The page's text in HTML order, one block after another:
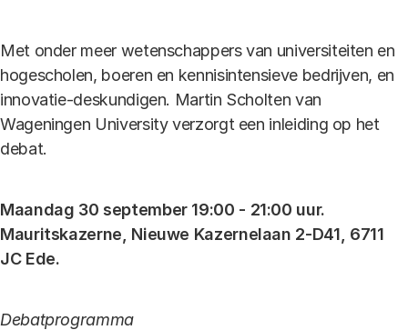
Met onder meer wetenschappers van universiteiten en
hogescholen, boeren en kennisintensieve bedrijven, en
innovatie-deskundigen. Martin Scholten van
Wageningen University verzorgt een inleiding op het
debat.
Maandag 30 september 19:00 - 21:00 uur.
Mauritskazerne, Nieuwe Kazernelaan 2-D41, 6711
JC Ede.
Debatprogramma